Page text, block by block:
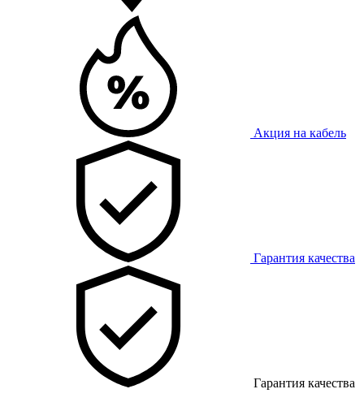
Акция на кабель
Гарантия качества
Гарантия качества